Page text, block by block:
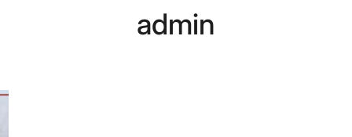
admin